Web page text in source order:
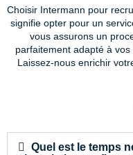
Choisir Intermann pour
signifie opter pour un
vous assurons un
parfaitement adapté à vos
Laissez-nous enrichir
Quel est le temps